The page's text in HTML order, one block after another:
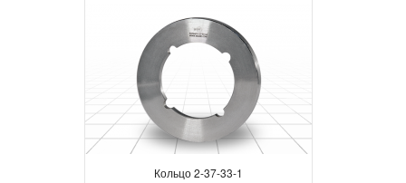
Кольцо 2-37-33-1